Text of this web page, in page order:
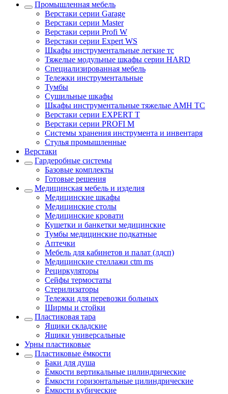
Промышленная мебель
Верстаки серии Garage
Верстаки серии Master
Верстаки серии Profi W
Верстаки серии Expert WS
Шкафы инструментальные легкие тс
Тяжелые модульные шкафы серии HARD
Cпециализированная мебель
Тележки инструментальные
Тумбы
Cушильные шкафы
Шкафы инструментальные тяжелые AMH TC
Верстаки серии EXPERT T
Верстаки серии PROFI M
Системы хранения инструмента и инвентаря
Стулья промышленные
Верстаки
Гардеробные системы
Базовые комплекты
Готовые решения
Медицинская мебель и изделия
Медицинские шкафы
Медицинские столы
Медицинские кровати
Кушетки и банкетки медицинские
Тумбы медицинские подкатные
Аптечки
Мебель для кабинетов и палат (лдсп)
Медицинские стеллажи ctm ms
Рециркуляторы
Сейфы термостаты
Стерилизаторы
Тележки для перевозки больных
Ширмы и стойки
Пластиковая тара
Ящики складские
Ящики универсальные
Урны пластиковые
Пластиковые ёмкости
Баки для душа
Ёмкости вертикальные цилиндрические
Ёмкости горизонтальные цилиндрические
Ёмкости кубические